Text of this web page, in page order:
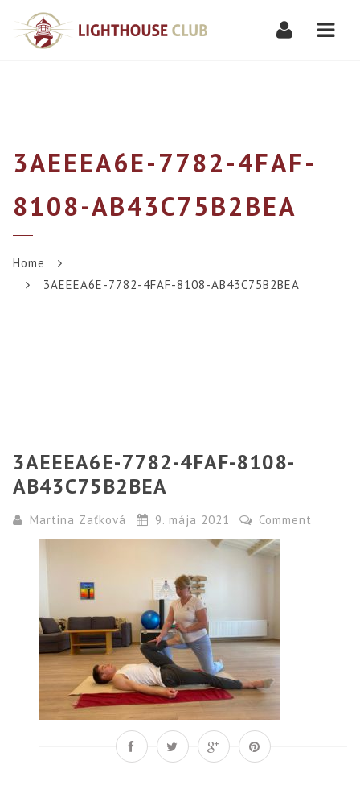
3AEEEA6E-7782-4FAF-
8108-AB43C75B2BEA
Home
3AEEEA6E-7782-4FAF-8108-AB43C75B2BEA
3AEEEA6E-7782-4FAF-8108-
AB43C75B2BEA
Martina Zaťková 9. mája 2021 Comment